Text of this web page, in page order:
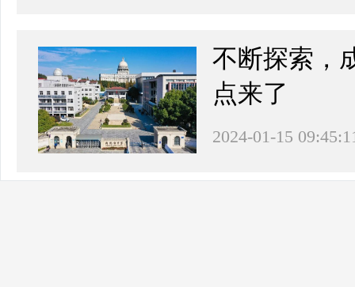
不断探索，
点来了
2024-01-15